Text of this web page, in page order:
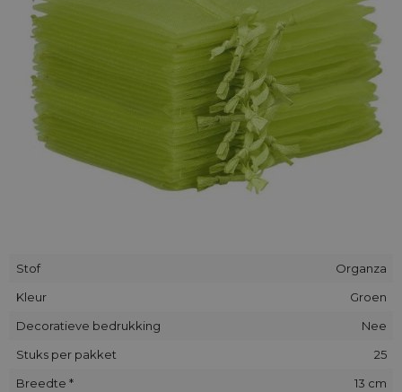
sluier opgelicht omdat de stof licht doorzichtig is.
Stof
Organza
Kleur
Groen
Decoratieve bedrukking
Nee
Stuks per pakket
25
Breedte *
13 cm